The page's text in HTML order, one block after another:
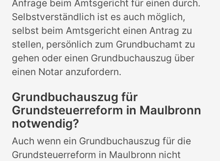
Anfrage beim Amtsgericht für einen durch.
Selbstverständlich ist es auch möglich,
selbst beim Amtsgericht einen Antrag zu
stellen, persönlich zum Grundbuchamt zu
gehen oder einen Grundbuchauszug über
einen Notar anzufordern.
Grundbuchauszug für
Grundsteuerreform in Maulbronn
notwendig?
Auch wenn ein Grundbuchauszug für die
Grundsteuerreform in Maulbronn nicht